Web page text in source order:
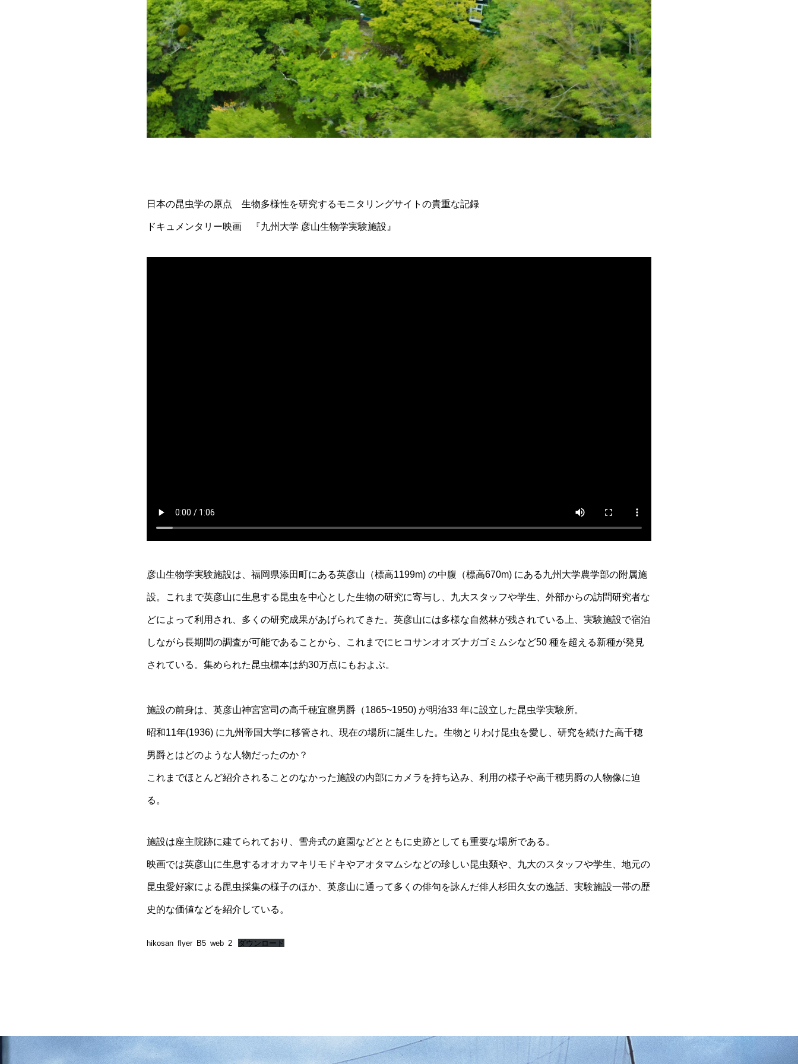
日本の昆虫学の原点 生物多様性を研究するモニタリングサイトの貴重な記録
ドキュメンタリー映画 『九州大学 彦山生物学実験施設』
彦山生物学実験施設は、福岡県添田町にある英彦山（標高1199m) の中腹（標高670m) にある九州大学農学部の附属施
設。これまで英彦山に生息する昆虫を中心とした生物の研究に寄与し、九大スタッフや学生、外部からの訪問研究者な
どによって利用され、多くの研究成果があげられてきた。英彦山には多様な自然林が残されている上、実験施設で宿泊
しながら長期間の調査が可能であることから、これまでにヒコサンオオズナガゴミムシなど50 種を超える新種が発見
されている。集められた昆虫標本は約30万点にもおよぶ。
施設の前身は、英彦山神宮宮司の高千穂宜麿男爵（1865~1950) が明治33 年に設立した昆虫学実験所。
昭和11年(1936) に九州帝国大学に移管され、現在の場所に誕生した。生物とりわけ昆虫を愛し、研究を続けた高千穂
男爵とはどのような人物だったのか？
これまでほとんど紹介されることのなかった施設の内部にカメラを持ち込み、利用の様子や高千穂男爵の人物像に迫
る。
施設は座主院跡に建てられており、雪舟式の庭園などとともに史跡としても重要な場所である。
映画では英彦山に生息するオオカマキリモドキやアオタマムシなどの珍しい昆虫類や、九大のスタッフや学生、地元の
昆虫愛好家による毘虫採集の様子のほか、英彦山に通って多くの俳句を詠んだ俳人杉田久女の逸話、実験施設一帯の歴
史的な価値などを紹介している。
hikosan_flyer_B5_web_2 ダウンロード